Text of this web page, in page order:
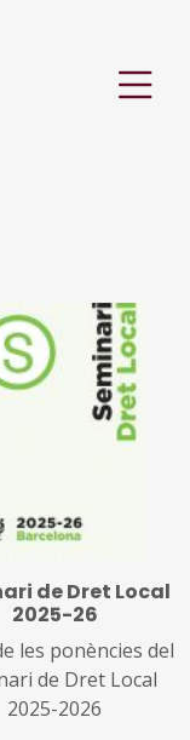
de Dret Local
2025-26
les ponències del
de Dret Local
2025-2026